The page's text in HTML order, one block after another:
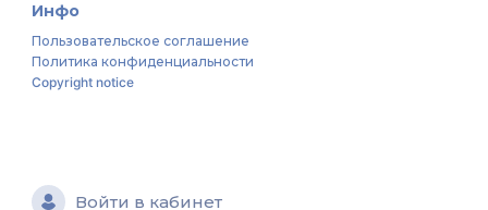
Инфо
Пользовательское соглашение
Политика конфиденциальности
Copyright notice
Войти в кабинет